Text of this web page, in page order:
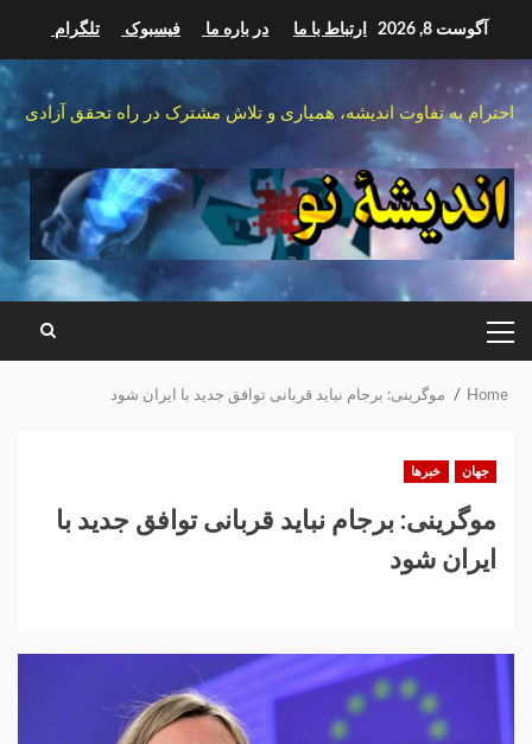
content
آگوست 8, 2026 ارتباط با ما در باره ما فیسبوک تلگرام
احترام به تفاوت اندیشه، همیاری و تلاش مشترک در راه تحقق آزادی
PRIMARY
MENU
Home موگرینی: برجام نباید قربانی توافق جدید با ایران شود
جهان خبرها
موگرینی: برجام نباید قربانی توافق جدید با
ایران شود